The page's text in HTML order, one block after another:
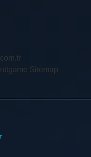
nttgame Sitemap